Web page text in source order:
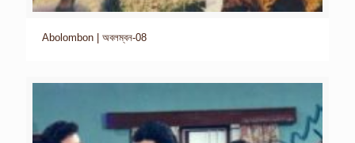
Abolombon | অবলম্বন-08